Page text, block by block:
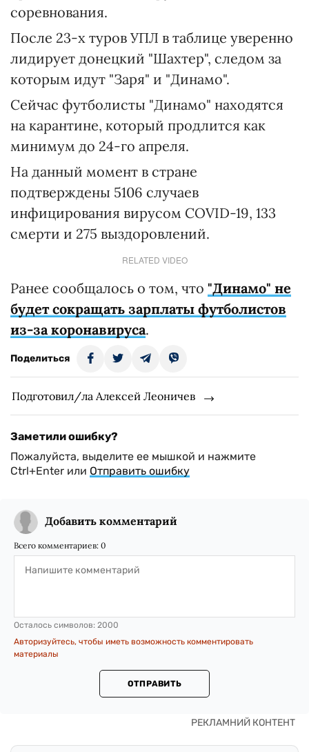
соревнования.
После 23-х туров УПЛ в таблице уверенно
лидирует донецкий "Шахтер", следом за
которым идут "Заря" и "Динамо".
Сейчас футболисты "Динамо" находятся
на карантине, который продлится как
минимум до 24-го апреля.
На данный момент в стране
подтверждены 5106 случаев
инфицирования вирусом COVID-19, 133
смерти и 275 выздоровлений.
RELATED VIDEO
Ранее сообщалось о том, что "Динамо" не
будет сокращать зарплаты футболистов
из-за коронавируса.
Поделиться
Подготовил/ла Алексей Леоничев
Заметили ошибку?
Пожалуйста, выделите ее мышкой и нажмите
Ctrl+Enter или Отправить ошибку
Добавить комментарий
Всего комментариев: 0
Осталось символов: 2000
Авторизуйтесь, чтобы иметь возможность комментировать
материалы
ОТПРАВИТЬ